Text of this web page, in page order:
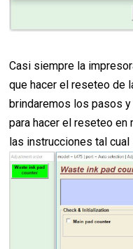
Casi siempre la
que hacer el reseteo de
brindaremos los pasos
para hacer el reseteo
las instrucciones tal cual